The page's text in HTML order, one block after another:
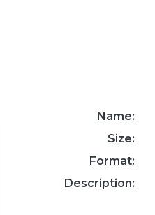
Name:
Size:
Format:
Description: